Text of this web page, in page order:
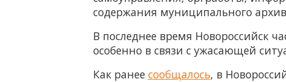
содержания муниципального
В последнее время Новороссийск
особенно в связи с ужасающей
Как ранее сообщалось, в